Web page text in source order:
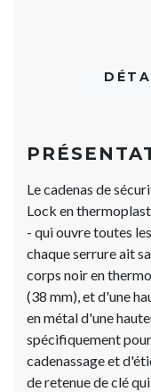
Le cadenas de
Lock​​​​​​​ en
- qui ouvre toutes
chaque serrure ait
corps noir en
(38 mm), et d'une
en métal d'une
spécifiquement
cadenassage et
de retenue de clé qui